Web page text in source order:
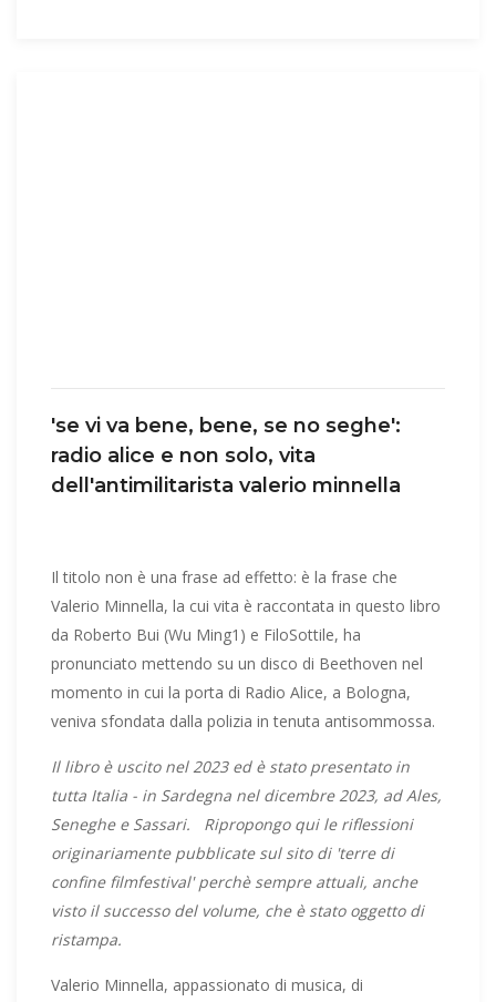
'se vi va bene, bene, se no seghe':
radio alice e non solo, vita
dell'antimilitarista valerio minnella
Il titolo non è una frase ad effetto: è la frase che
Valerio Minnella, la cui vita è raccontata in questo libro
da Roberto Bui (Wu Ming1) e FiloSottile, ha
pronunciato mettendo su un disco di Beethoven nel
momento in cui la porta di Radio Alice, a Bologna,
veniva sfondata dalla polizia in tenuta antisommossa.
Il libro è uscito nel 2023 ed è stato presentato in
tutta Italia - in Sardegna nel dicembre 2023, ad Ales,
Seneghe e Sassari. Ripropongo qui le riflessioni
originariamente pubblicate sul sito di 'terre di
confine filmfestival' perchè sempre attuali, anche
visto il successo del volume, che è stato oggetto di
ristampa.
Valerio Minnella, appassionato di musica, di